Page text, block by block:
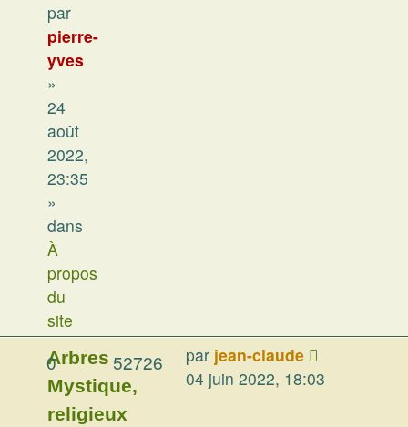
par
pierre-
yves
»
24
août
2022,
23:35
»
dans
À
propos
du
site
Arbres
Mystique,
religieux
0 52726 par jean-claude
04 juin 2022, 18:03